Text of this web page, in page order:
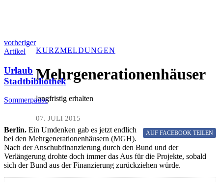
vorheriger
Artikel
Urlaub
Stadtbibliothek
Sommerpause
KURZMELDUNGEN
Mehrgenerationenhäuser
langfristig erhalten
07. JULI 2015
AUF FACEBOOK TEILEN
Berlin. Ein Umdenken gab es jetzt endlich
bei den Mehrgenerationenhäusern (MGH).
Nach der Anschubfinanzierung durch den Bund und der
Verlängerung drohte doch immer das Aus für die Projekte, sobald
sich der Bund aus der Finanzierung zurückziehen würde.